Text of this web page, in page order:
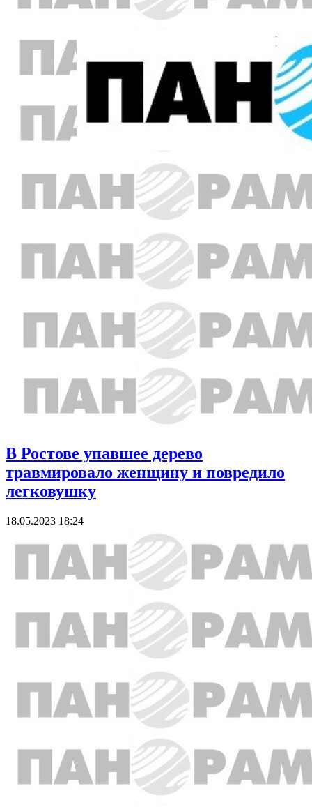
В Ростове упавшее дерево
травмировало женщину и повредило
легковушку
18.05.2023 18:24